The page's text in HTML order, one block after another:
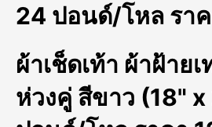
24 ปอนด์/โหล รา
ผ้าเช็ดเท้า ผ้าฝ้าย
ห่วงคู่ สีขาว (18"